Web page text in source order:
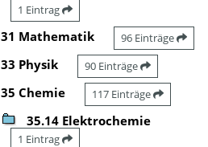
1 Eintrag
31 Mathematik 96 Einträge
33 Physik 90 Einträge
35 Chemie 117 Einträge
35.14 Elektrochemie
1 Eintrag